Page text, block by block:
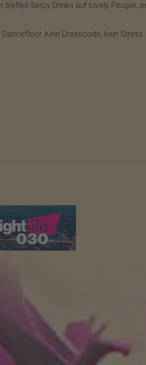
treffen fancy Drinks auf lovely People,
Kein Dresscode, kein Stress